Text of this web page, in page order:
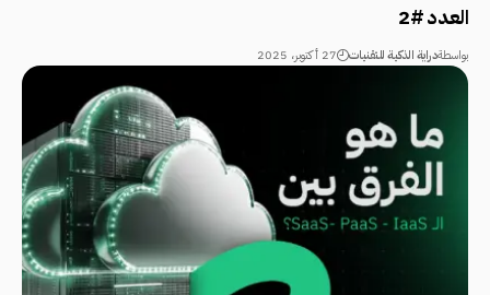
العدد #2
بواسطةدراية الذكية للتقنيات 27 أكتوبر، 2025